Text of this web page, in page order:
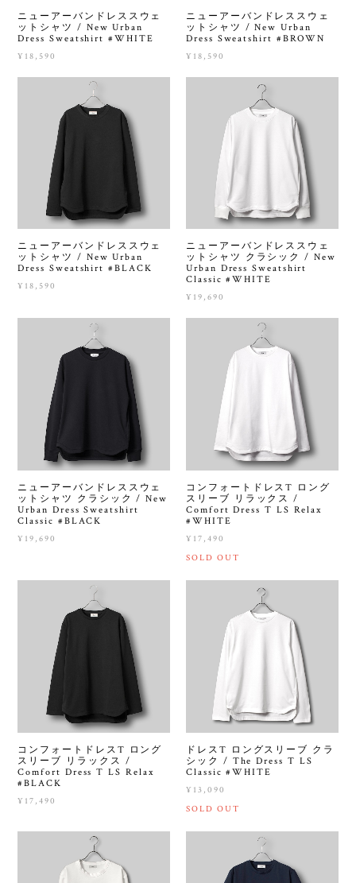
ニューアーバンドレススウェ
ットシャツ / New Urban
Dress Sweatshirt #WHITE
¥18,590
ニューアーバンドレススウェ
ットシャツ / New Urban
Dress Sweatshirt #BROWN
¥18,590
ニューアーバンドレススウェ
ットシャツ / New Urban
Dress Sweatshirt #BLACK
¥18,590
ニューアーバンドレススウェ
ットシャツ クラシック / New
Urban Dress Sweatshirt
Classic #WHITE
¥19,690
ニューアーバンドレススウェ
ットシャツ クラシック / New
Urban Dress Sweatshirt
Classic #BLACK
¥19,690
コンフォートドレスT ロング
スリーブ リラックス /
Comfort Dress T LS Relax
#WHITE
¥17,490
SOLD OUT
コンフォートドレスT ロング
スリーブ リラックス /
Comfort Dress T LS Relax
#BLACK
¥17,490
ドレスT ロングスリーブ クラ
シック / The Dress T LS
Classic #WHITE
¥13,090
SOLD OUT